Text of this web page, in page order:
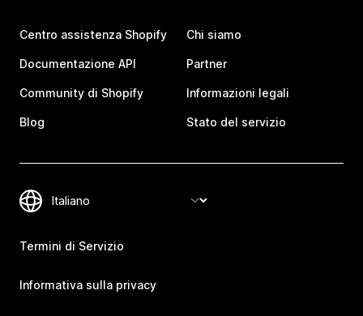
Centro assistenza Shopify
Documentazione API
Community di Shopify
Blog
Chi siamo
Partner
Informazioni legali
Stato del servizio
Termini di Servizio
Informativa sulla privacy